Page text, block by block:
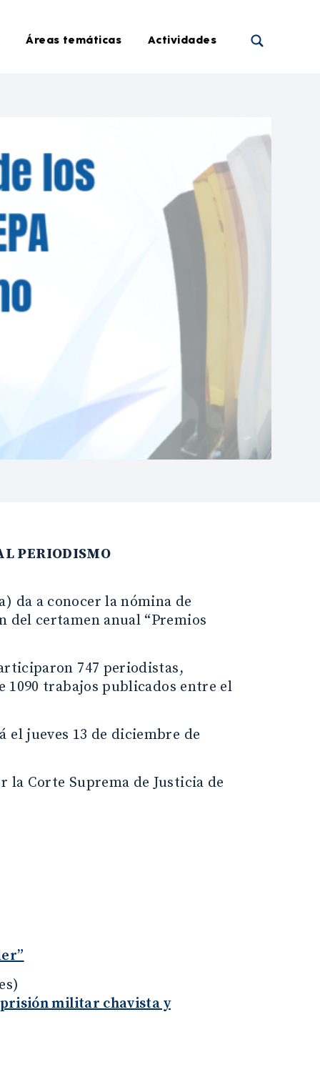
Áreas temáticas Actividades
PERIODISMO
da a conocer la nómina de
del certamen anual “Premios
747 periodistas,
trabajos publicados entre el
el jueves 13 de diciembre de
la Corte Suprema de Justicia de
militar chavista y